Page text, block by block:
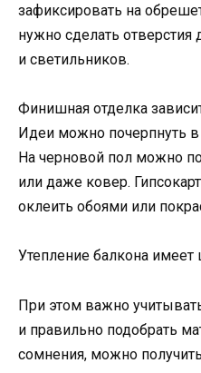
зафиксировать на
нужно сделать отверстия
и светильников.
Финишная отделка
Идеи можно почерпнуть
На черновой пол можно
или даже ковер.
оклеить обоями или
Утепление балкона
При этом важно
и правильно подобрать
сомнения, можно